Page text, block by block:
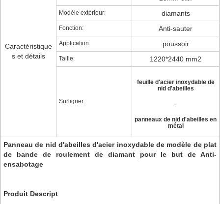
Caractéristique
s et détails
Modèle extérieur: diamants
Fonction: Anti-sauter
Application: poussoir
Taille: 1220*2440 mm2
Surligner:
feuille d'acier inoxydable de
nid d'abeilles
panneaux de nid d'abeilles en
métal
Panneau de nid d'abeilles d'acier inoxydable de modèle de plat
de bande de roulement de diamant pour le but de Anti-
ensabotage
Produit Descript